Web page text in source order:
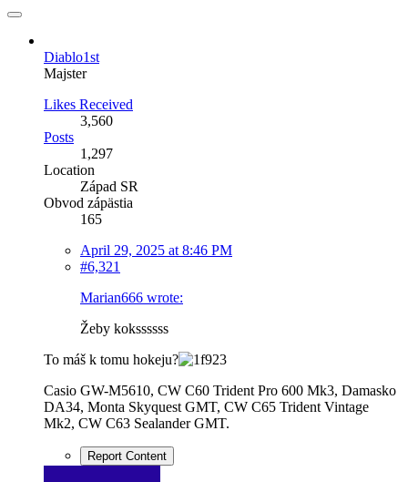
Diablo1st
Majster
Likes Received
3,560
Posts
1,297
Location
Západ SR
Obvod zápästia
165
April 29, 2025 at 8:46 PM
#6,321
Marian666 wrote:
Žeby kokssssss
To máš k tomu hokeju?
Casio GW-M5610, CW C60 Trident Pro 600 Mk3, Damasko
DA34, Monta Skyquest GMT, CW C65 Trident Vintage
Mk2, CW C63 Sealander GMT.
Report Content